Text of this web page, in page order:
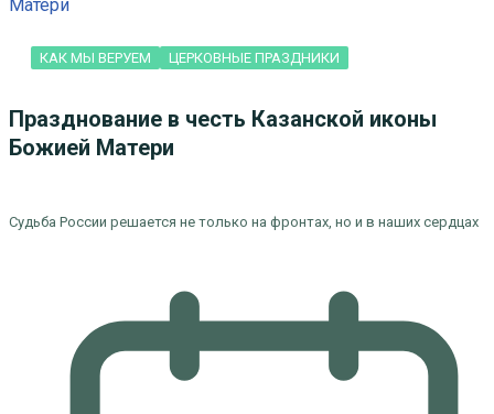
КАК МЫ ВЕРУЕМ ЦЕРКОВНЫЕ ПРАЗДНИКИ
Празднование в честь Казанской иконы
Божией Матери
Судьба России решается не только на фронтах, но и в наших сердцах